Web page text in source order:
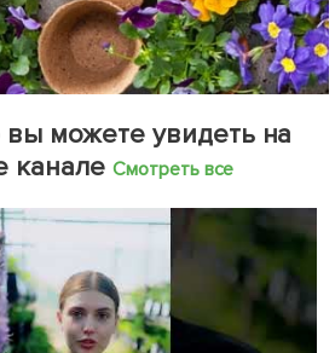
можете увидеть на
канале Смотреть все